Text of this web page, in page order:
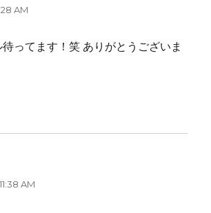
AM
ってます！笑 ありがとうございま
:
AM